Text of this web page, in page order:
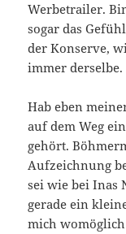
Werbetrailer.
sogar das
der Konserve,
immer
Hab eben
auf dem Weg
gehört.
Aufzeichnung
sei wie bei Inas
gerade ein
mich